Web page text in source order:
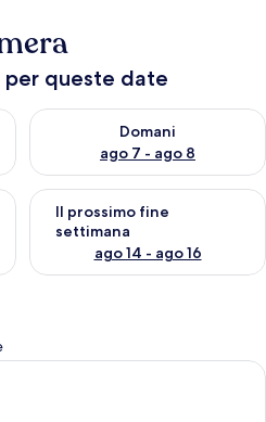
per queste date
sera, ago 6 - ago 7
Domani
ago 7 - ago 8
Verifica la disponibilità per
fine settimana, ago 7 - ago
Il prossimo fine
settimana
ago 14 - ago 16
Verifica la disponibilità per il
Camera da letto con un letto, un